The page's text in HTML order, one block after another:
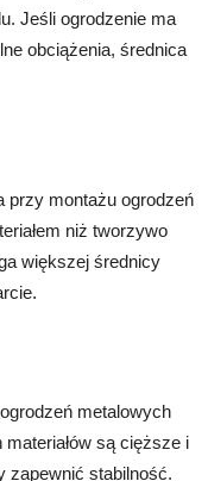
Jeśli ogrodzenie ma
obciążenia, średnica
przy montażu ogrodzeń
niż tworzywo
większej średnicy
metalowych
są cięższe i
zapewnić stabilność.